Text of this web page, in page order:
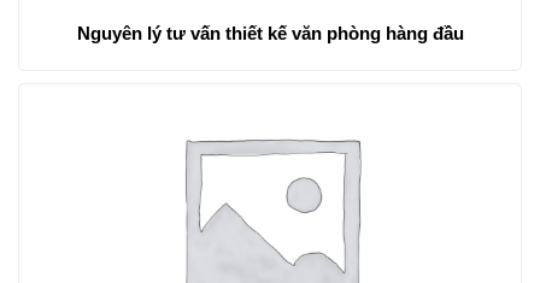
Nguyên lý tư vấn thiết kế văn phòng hàng đầu